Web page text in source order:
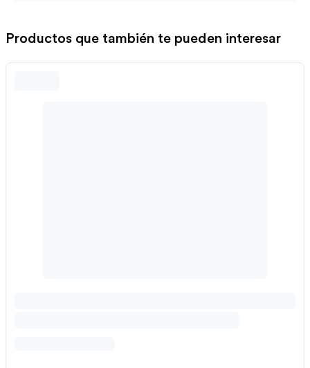
Productos que también te pueden interesar